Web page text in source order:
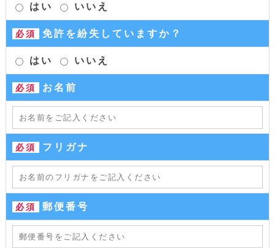
はい いいえ
必須 免許を紛失していますか？
はい いいえ
必須 お名前
必須 フリガナ
必須 郵便番号